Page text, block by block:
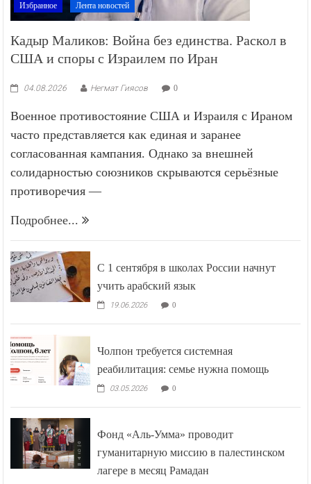
Избранное Лента новостей
Кадыр Маликов: Война без единства. Раскол в
США и споры с Израилем по Иран
04.08.2026 Негмат Гиясов 0
Военное противостояние США и Израиля с Ираном
часто представляется как единая и заранее
согласованная кампания. Однако за внешней
солидарностью союзников скрываются серьёзные
противоречия —
Подробнее...
С 1 сентября в школах России начнут
учить арабский язык
19.06.2026 0
Чолпон требуется системная
реабилитация: семье нужна помощь
03.05.2026 0
Фонд «Аль-Умма» проводит
гуманитарную миссию в палестинском
лагере в месяц Рамадан